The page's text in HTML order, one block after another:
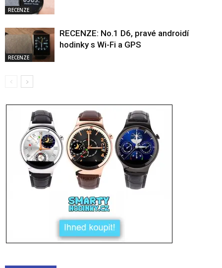
RECENZE
RECENZE
RECENZE: No.1 D6, pravé androidí
hodinky s Wi-Fi a GPS